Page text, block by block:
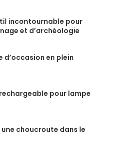
incontournable pour
et d’archéologie
d’occasion en plein
pour lampe
choucroute dans le